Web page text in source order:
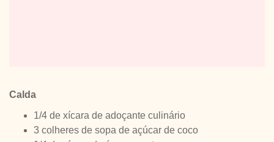
Calda
1/4 de xícara de adoçante culinário
3 colheres de sopa de açúcar de coco